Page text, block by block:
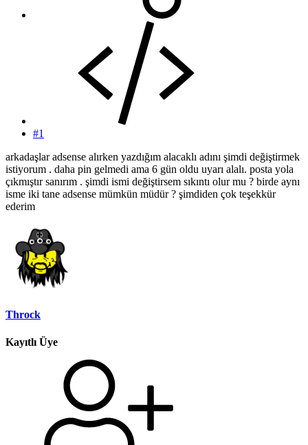
#1
arkadaşlar adsense alırken yazdığım alacaklı adını şimdi değiştirmek
istiyorum . daha pin gelmedi ama 6 gün oldu uyarı alalı. posta yola
çıkmıştır sanırım . şimdi ismi değiştirsem sıkıntı olur mu ? birde aynı
isme iki tane adsense mümkün müdür ? şimdiden çok teşekkür
ederim
Throck
Kayıtlı Üye